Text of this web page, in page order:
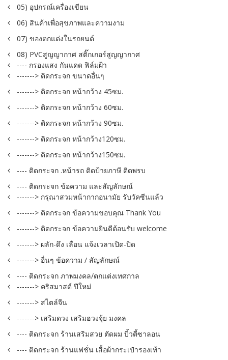
05) อุปกรณ์เครื่องเขียน
06) สินค้าเพื่อสุขภาพและความงาม
07) ของตกแต่งในรถยนต์
08) PVCสูญญากาศ สติ๊กเกอร์สูญญากาศ
---- กรองแสง กันแดด ฟิล์มฝ้า
-------> ติดกระจก ขนาดอื่นๆ
-------> ติดกระจก หน้ากว้าง 45ซม.
-------> ติดกระจก หน้ากว้าง 60ซม.
-------> ติดกระจก หน้ากว้าง 90ซม.
-------> ติดกระจก หน้ากว้าง120ซม.
-------> ติดกระจก หน้ากว้าง150ซม.
---- ติดกระจก .หน้ารถ ติดป้ายภาษี ติดพรบ
---- ติดกระจก ข้อความ และสัญลักษณ์
-------> กรุณาสวมหน้ากากอนามัย รับวัคซีนแล้ว
-------> ติดกระจก ข้อความขอบคุณ Thank You
-------> ติดกระจก ข้อความยินดีต้อนรับ welcome
-------> ผลัก-ดึง เลื่อน แจ้งเวลาเปิด-ปิด
-------> อื่นๆ ข้อความ / สัญลักษณ์
---- ติดกระจก ภาพมงคล/ตกแต่งเทศกาล
-------> คริสมาสต์ ปีใหม่
-------> สไตล์จีน
-------> เสริมดวง เสริมฮวงจุ้ย มงคล
---- ติดกระจก ร้านเสริมสวย ตัดผม บิ้วตี้ซาลอน
---- ติดกระจก ร้านแฟชั่น เสื้อผ้ากระเป๋ารองเท้า